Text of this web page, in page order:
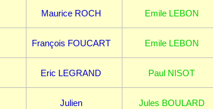
Maurice ROCH Emile LEBON
François FOUCART Emile LEBON
Eric LEGRAND Paul NISOT
Julien
Jules BOULARD